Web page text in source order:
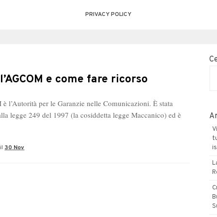
PRIVACY POLICY
l’AGCOM e come fare ricorso
è l’Autorità per le Garanzie nelle Comunicazioni. È stata
legge 249 del 1997 (la cosiddetta legge Maccanico) ed è
30 Nov